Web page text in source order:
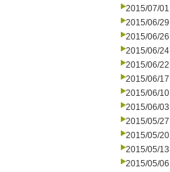
2015/07/01
2015/06/29
2015/06/26
2015/06/24
2015/06/22
2015/06/17
2015/06/10
2015/06/03
2015/05/27
2015/05/20
2015/05/13
2015/05/06